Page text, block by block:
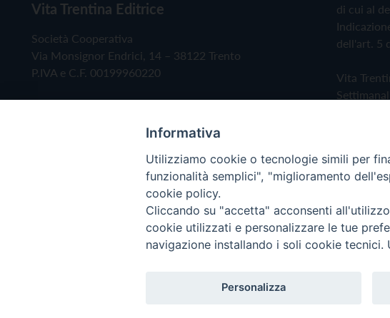
Vita Trentina Editrice
Società Cooperativa
Via Monsignor Endrici, 14 – 38122 Trento
P.IVA e C.F. 00199960220
di cui al
dell'art. 5
Vita
Privacy
Copyright © 2019 - Tutti i diritti riservati - Vita Trentina
Informativa
Utilizziamo cookie o tecnologie simili per
funzionalità semplici", "miglioramento
cookie policy.
Cliccando su "accetta" acconsenti
cookie utilizzati e personalizzare le tue
navigazione installando i soli cookie
Personalizza